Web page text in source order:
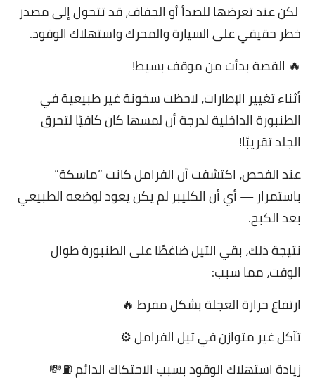
لكن عند تعرضها للصدأ أو الجفاف، قد تتحول إلى مصدر
خطر حقيقي على السيارة والمحرك واستهلاك الوقود.
🔥 القصة بدأت من موقف بسيط!
أثناء تغيير الإطارات، لاحظت سخونة غير طبيعية في
الطنبورة الداخلية لدرجة أن لمسها كان كافيًا لتحرق
الجلد تقريبًا!
عند الفحص، اكتشفت أن الفرامل كانت “ماسكة”
باستمرار — أي أن الكليبر لم يكن يعود لوضعه الطبيعي
بعد الكبح.
نتيجة ذلك، بقي التيل ضاغطًا على الطنبورة طوال
الوقت، مما سبب:
ارتفاع حرارة العجلة بشكل مفرط 🔥
تآكل غير متوازن في تيل الفرامل ⚙️
زيادة استهلاك الوقود بسبب الاحتكاك الدائم ⛽️💸